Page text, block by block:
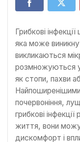
Грибкові
яка може
викликаються
розмножуються у
як стопи, пахви
почервоніння,
грибкові
життя, вони
дискомфорт і